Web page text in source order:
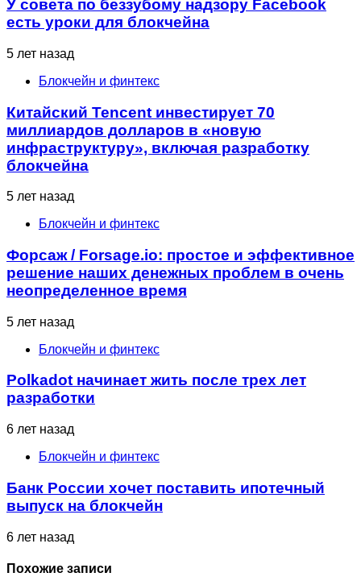
У совета по беззубому надзору Facebook
есть уроки для блокчейна
5 лет назад
Блокчейн и финтекс
Китайский Tencent инвестирует 70
миллиардов долларов в «новую
инфраструктуру», включая разработку
блокчейна
5 лет назад
Блокчейн и финтекс
Форсаж / Forsage.io: простое и эффективное
решение наших денежных проблем в очень
неопределенное время
5 лет назад
Блокчейн и финтекс
Polkadot начинает жить после трех лет
разработки
6 лет назад
Блокчейн и финтекс
Банк России хочет поставить ипотечный
выпуск на блокчейн
6 лет назад
Похожие записи